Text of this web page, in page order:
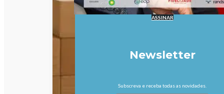
ASSINAR
Newsletter
Subscreva e receba todas as novidades.